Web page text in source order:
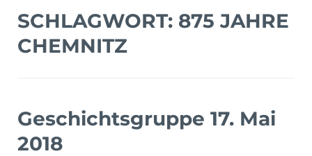
SCHLAGWORT: 875 JAHRE
CHEMNITZ
Geschichtsgruppe 17. Mai
2018